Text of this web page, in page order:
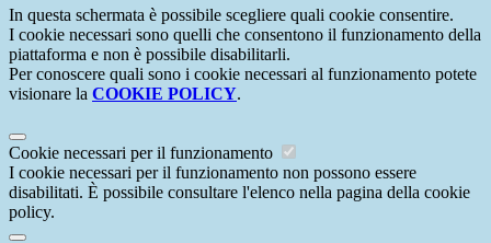
In questa schermata è possibile scegliere quali cookie consentire.
I cookie necessari sono quelli che consentono il funzionamento della
piattaforma e non è possibile disabilitarli.
Per conoscere quali sono i cookie necessari al funzionamento potete
visionare la COOKIE POLICY.
Cookie necessari per il funzionamento
I cookie necessari per il funzionamento non possono essere
disabilitati. È possibile consultare l'elenco nella pagina della cookie
policy.